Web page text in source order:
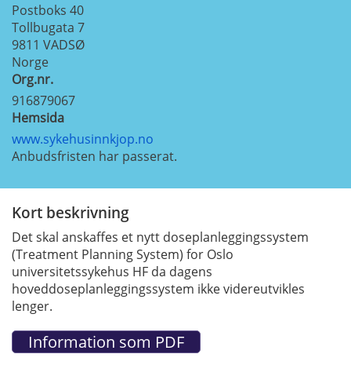
Postboks 40
Tollbugata 7
9811 VADSØ
Norge
Org.nr.
916879067
Hemsida
www.sykehusinnkjop.no
Anbudsfristen har passerat.
Kort beskrivning
Det skal anskaffes et nytt doseplanleggingssystem
(Treatment Planning System) for Oslo
universitetssykehus HF da dagens
hoveddoseplanleggingssystem ikke videreutvikles
lenger.